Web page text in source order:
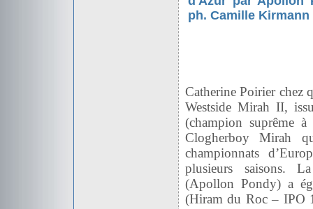
Catherine Poirier chez
Westside Mirah II,
(champion suprême
Clogherboy Mirah
championnats
plusieurs saisons.
(Apollon Pondy) a
(Hiram du Roc – IPO